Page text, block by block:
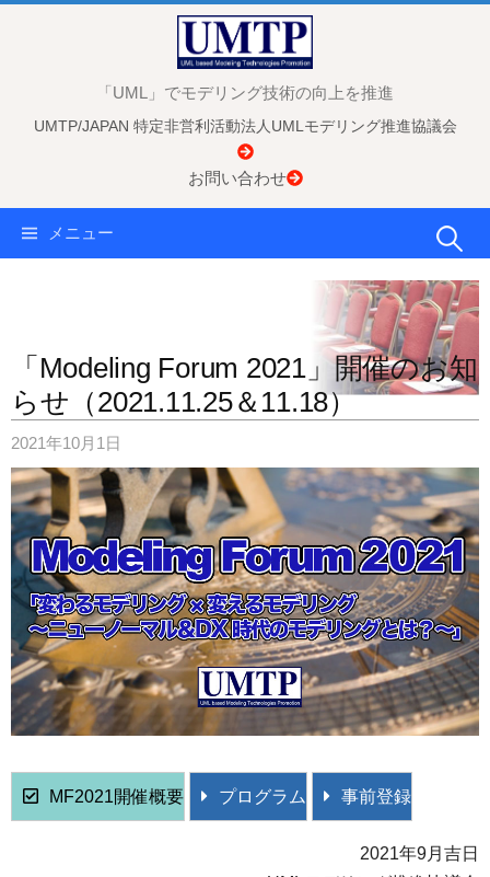
「UML」でモデリング技術の向上を推進
UMTP/JAPAN 特定非営利活動法人UMLモデリング推進協議会
お問い合わせ
メニュー 検
索:
「Modeling Forum 2021」開催のお知
らせ（2021.11.25＆11.18）
2021年10月1日
MF2021開催概要 プログラム 事前登録
2021年9月吉日